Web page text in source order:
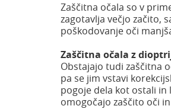
Zaščitna očala so v
zagotavlja večjo začito,
poškodovanje oči
Zaščitna očala z
Obstajajo tudi zaščitna
pa se jim vstavi
pogoje dela kot ostali
omogočajo zaščito oči